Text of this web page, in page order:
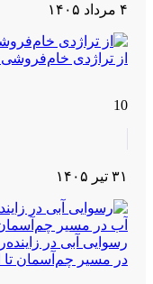
۴ مرداد ۱۴۰۵
از تراژدی
10
۳۱ تیر ۱۴۰۵
در مسیر چم‌آسمان تا